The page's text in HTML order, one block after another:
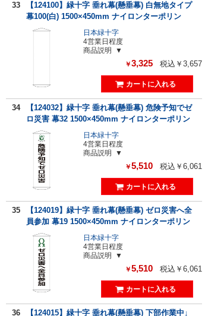
33
【124100】緑十字 垂れ幕(懸垂幕) 白無地タイプ
幕100(白) 1500×450mm ナイロンターポリン
日本緑十字
4営業日程度
商品説明
￥3,325 税込￥3,657
34
【124032】緑十字 垂れ幕(懸垂幕) 危険予知でゼ
ロ災害 幕32 1500×450mm ナイロンターポリン
日本緑十字
4営業日程度
商品説明
￥5,510 税込￥6,061
35
【124019】緑十字 垂れ幕(懸垂幕) ゼロ災害へ全
員参加 幕19 1500×450mm ナイロンターポリン
日本緑十字
4営業日程度
商品説明
￥5,510 税込￥6,061
36 【124015】緑十字 垂れ幕(懸垂幕) 下部作業中↓